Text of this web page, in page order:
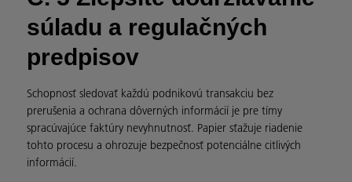
súladu a regulačných
predpisov
Schopnosť sledovať každú podnikovú transakciu bez
prerušenia a ochrana dôverných informácií je pre tímy
spracúvajúce faktúry nevyhnutnosť. Papier sťažuje riadenie
tohto procesu a ohrozuje bezpečnosť potenciálne citlivých
informácií.